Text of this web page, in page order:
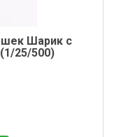
Шарик с
25/500)